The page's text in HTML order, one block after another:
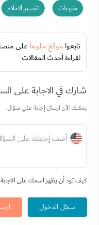
منوعات تفسير الاحلام
تابعواموقع حلوهاعلى
لقراءة أحدث المقالات
شارك في الاجابة على
يمكنك الآن ارسال إجابة علي سؤال
أضف إجابتك على
كيف تود أن يظهر اسمك على
سجّل الدخول